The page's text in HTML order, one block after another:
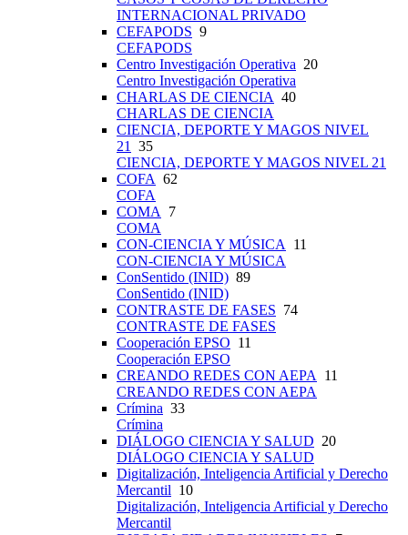
INTERNACIONAL PRIVADO
CEFAPODS 9
CEFAPODS
Centro Investigación Operativa 20
Centro Investigación Operativa
CHARLAS DE CIENCIA 40
CHARLAS DE CIENCIA
CIENCIA, DEPORTE Y MAGOS NIVEL
21 35
CIENCIA, DEPORTE Y MAGOS NIVEL 21
COFA 62
COFA
COMA 7
COMA
CON-CIENCIA Y MÚSICA 11
CON-CIENCIA Y MÚSICA
ConSentido (INID) 89
ConSentido (INID)
CONTRASTE DE FASES 74
CONTRASTE DE FASES
Cooperación EPSO 11
Cooperación EPSO
CREANDO REDES CON AEPA 11
CREANDO REDES CON AEPA
Crímina 33
Crímina
DIÁLOGO CIENCIA Y SALUD 20
DIÁLOGO CIENCIA Y SALUD
Digitalización, Inteligencia Artificial y Derecho
Mercantil 10
Digitalización, Inteligencia Artificial y Derecho
Mercantil